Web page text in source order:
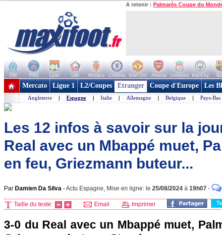
A retenir : Palmarès Coupe du
OM PSG Lyon Lille Monaco Chelsea Man Utd Arsenal Liverpool ManCity
+ de clubs
Mercato Ligue 1 L2/Coupes Etranger Coupe d'Europe Les
Angleterre | Espagne | Italie | Allemagne | Belgique | Pays-Bas
Les 12 infos à savoir sur la
Real avec un Mbappé muet,
en feu, Griezmann buteur...
Par Damien Da Silva -Actu Espagne, Mise en ligne: le 25/08/2024 à 19h07 -
Taille du texte: Email Imprimer
3-0 du Real avec un Mbappé muet,